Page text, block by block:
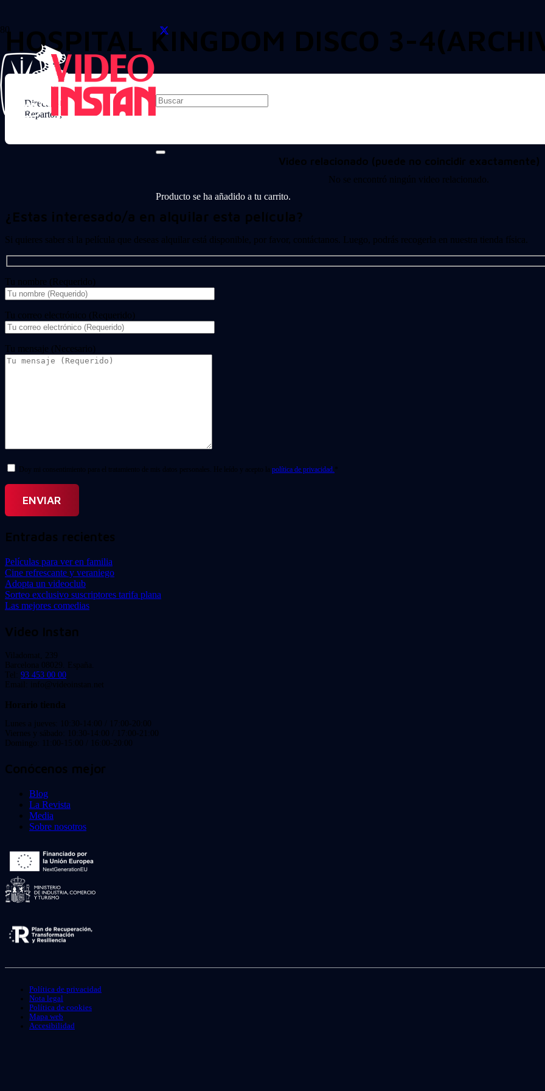
Producto se ha añadido a tu carrito.
HOSPITAL KINGDOM DISCO 3-
Director:
Reparto: ,
Video relacionado (puede no coincidir exactamente)
No se encontró ningún video relacionado.
¿Estas interesado/a en alquilar esta película?
Si quieres saber si la película que deseas alquilar está disponible, por favor, contáctanos. Luego, podrás recogerla en nuestra tienda física.
Tu nombre (Requerido)
Tu correo electrónico (Requerido)
Tu mensaje (Necesario)
Doy mi consentimiento para el tratamiento de mis datos personales. He leído y acepto la política de privacidad. *
Entradas recientes
Películas para ver en familia
Cine refrescante y veraniego
Adopta un videoclub
Sorteo exclusivo suscriptores tarifa plana
Las mejores comedias
Video Instan
Viladomat, 239
Barcelona 08029. España.
Tel: 93 453 00 00
Email: info@videoinstan.net
Horario tienda
Lunes a jueves: 10:30-14:00 / 17:00-20:00
Viernes y sábado: 10:30-14:00 / 17:00-21:00
Domingo: 11:00-15:00 / 16:00-20:00
Conócenos mejor
Blog
La Revista
Media
Sobre nosotros
Política de privacidad
Nota legal
Política de cookies
Mapa web
Accesibilidad